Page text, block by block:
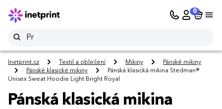
0
Inetprint.cz Textil a oblečení Mikiny
Pánské mikiny
Pánské klasické mikiny
Pánská klasická mikina Stedman®
Unisex Sweat Hoodie Light Bright Royal
Pánská klasická mikina